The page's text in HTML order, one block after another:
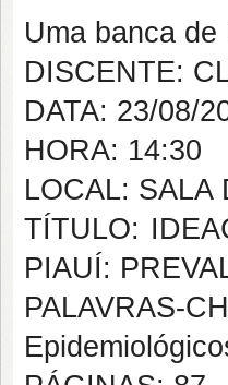
Uma banca
DISCENTE:
DATA: 23/08/
HORA: 14:30
LOCAL: SALA
TÍTULO:
PIAUÍ:
PALAVRAS-